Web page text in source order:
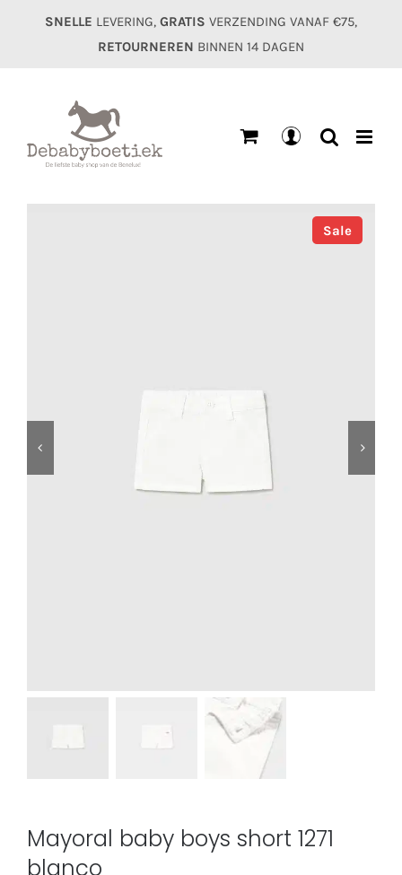
SNELLE LEVERING, GRATIS VERZENDING VANAF €75,
RETOURNEREN BINNEN 14 DAGEN
Sale
Mayoral baby boys short 1271
blanco